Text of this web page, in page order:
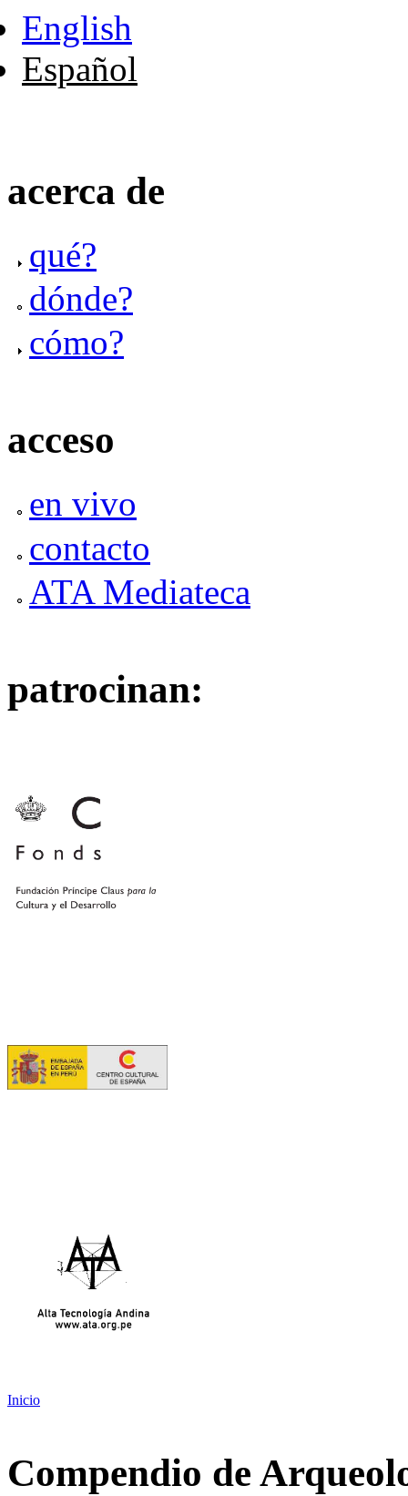
English
Español
acerca de
qué?
dónde?
cómo?
acceso
en vivo
contacto
ATA Mediateca
patrocinan:
Inicio
Compendio de